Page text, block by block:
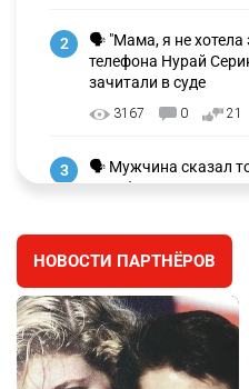
2
🗣 "Мама, я не хотела
телефона Нурай
зачитали в суде
3167 0 21
3
🗣 Мужчина сказал
заработал уголовное
🐏 Скота больше, а
Казахстане
баранину и конину
2641
НОВОСТИ ПАРТНЁРОВ